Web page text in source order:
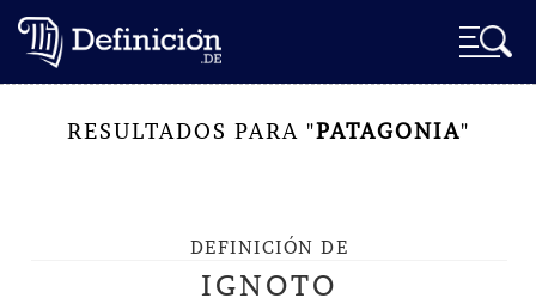
RESULTADOS PARA "PATAGONIA"
DEFINICIÓN DE
IGNOTO